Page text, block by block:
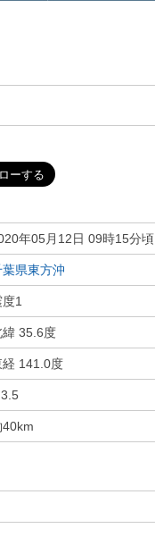
年05月12日 09時15分頃
葉県東方沖
度1
緯 35.6度
経 141.0度
40km